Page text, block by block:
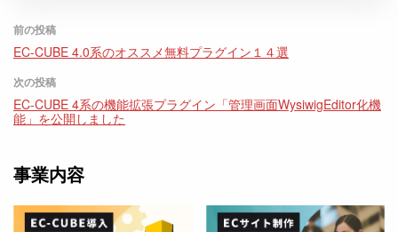
前の投稿
EC-CUBE 4.0系のオススメ無料プラグイン１４選
次の投稿
EC-CUBE 4系の機能拡張プラグイン「管理画面WysiwigEditor化機
能」を公開しました
事業内容